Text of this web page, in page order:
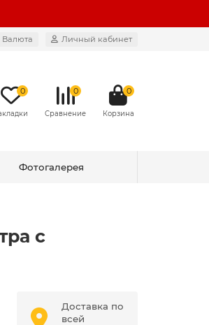
Валюта Личный кабинет
0 0 0
Фотогалерея
с
Доставка по
всей